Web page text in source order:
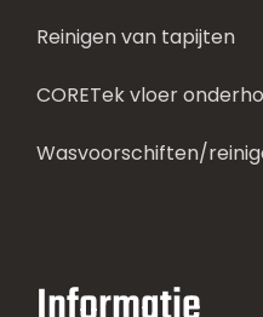
Reinigen van tapijten
CORETek vloer
Wasvoorschiften/